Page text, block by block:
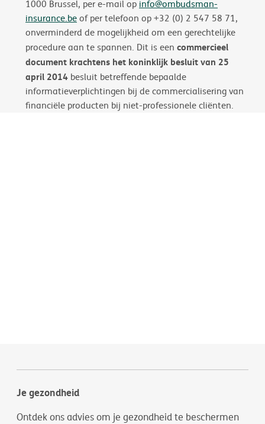
1000 Brussel, per e-mail op info@ombudsman-
insurance.beof per telefoon op +32 (0) 2 547 58 71,
onverminderd de mogelijkheid om een gerechtelijke
procedure aan te spannen. Dit is een commercieel
document krachtens het koninklijk besluit van 25
april 2014 besluit betreffende bepaalde
informatieverplichtingen bij de commercialisering van
financiële producten bij niet-professionele cliënten.
Je gezondheid
Ontdek ons advies om je gezondheid te beschermen